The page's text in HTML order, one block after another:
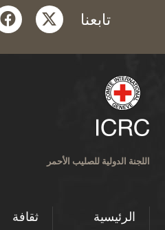
تابعنا twitter
اللجنة الدولية للصليب الأحمر
الرئيسية ثقافة